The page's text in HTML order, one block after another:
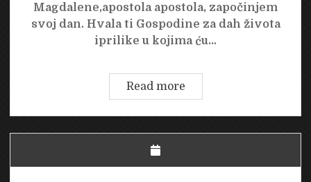
Magdalene,apostola apostola, započinjem
svoj dan. Hvala ti Gospodine za dah života
iprilike u kojima ću…
Read moreSubota,
22.
srpanj
2023.